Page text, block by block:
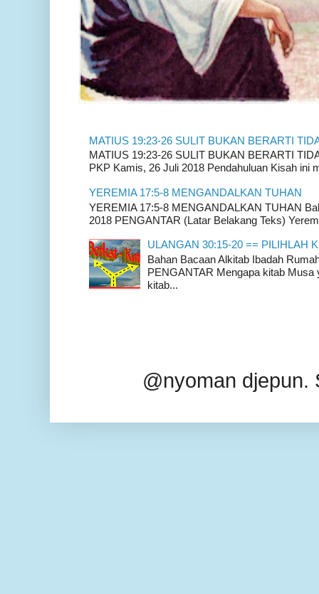
MATIUS 19:23-26 SULIT BUKAN BERARTI
MATIUS 19:23-26 SULIT BUKAN BERARTI
PKP Kamis, 26 Juli 2018 Pendahuluan Kisah ini
YEREMIA 17:5-8 MENGANDALKAN TUHAN
YEREMIA 17:5-8 MENGANDALKAN TUHAN
2018 PENGANTAR (Latar Belakang Teks)
ULANGAN 30:15-20 == PILIHLAH
Bahan Bacaan Alkitab Ibadah
PENGANTAR Mengapa kitab Musa
kitab...
@nyoman